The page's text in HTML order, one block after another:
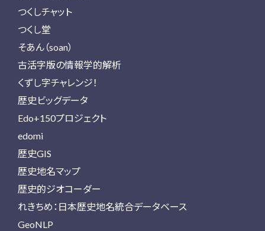
つくしチャット
つくし堂
そあん（soan）
古活字版の情報学的解析
くずし字チャレンジ！
歴史ビッグデータ
Edo+150プロジェクト
edomi
歴史GIS
歴史地名マップ
歴史的ジオコーダー
れきちめ：日本歴史地名統合データベース
GeoNLP